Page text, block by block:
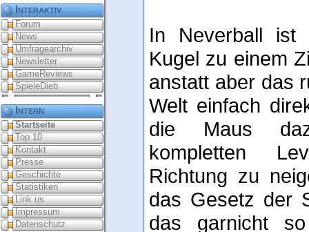
Interaktiv
Forum
News
Umfragearchiv
Newsletter
GameReviews
SpieleDieb
Intern
Startseite
Top 10
Kontakt
Presse
Geschichte
Statistiken
Link us
Impressum
Datenschutz
In Neverball
Kugel zu einem
anstatt aber das
Welt einfach
die Maus
kompletten
Richtung zu
das Gesetz der
das garnicht